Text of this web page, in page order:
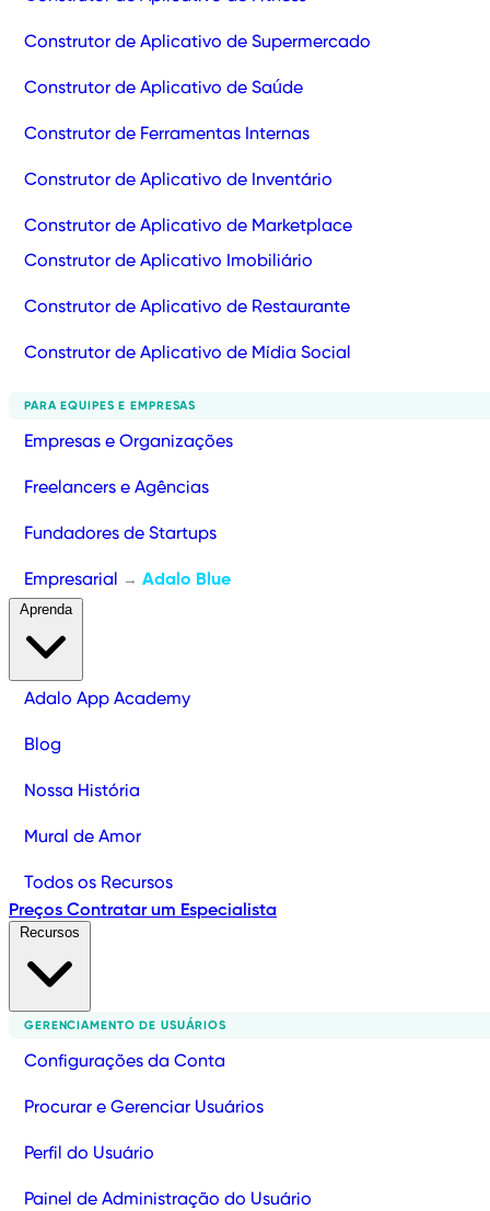
Construtor de Aplicativo de Supermercado
Construtor de Aplicativo de Saúde
Construtor de Ferramentas Internas
Construtor de Aplicativo de Inventário
Construtor de Aplicativo de Marketplace
Construtor de Aplicativo Imobiliário
Construtor de Aplicativo de Restaurante
Construtor de Aplicativo de Mídia Social
PARA EQUIPES E EMPRESAS
Empresas e Organizações
Freelancers e Agências
Fundadores de Startups
Empresarial → Adalo Blue
Aprenda
Adalo App Academy
Blog
Nossa História
Mural de Amor
Todos os Recursos
Preços Contratar um Especialista
GERENCIAMENTO DE USUÁRIOS
Configurações da Conta
Procurar e Gerenciar Usuários
Perfil do Usuário
Painel de Administração do Usuário